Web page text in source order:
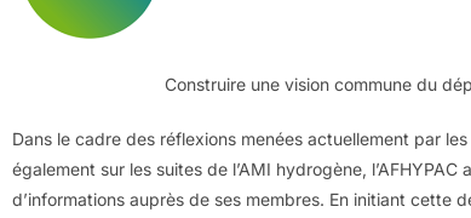
Construire une vision commune du
Dans le cadre des réflexions menées actuellement par
également sur les suites de l’AMI hydrogène,
d’informations auprès de ses membres. En initiant cette